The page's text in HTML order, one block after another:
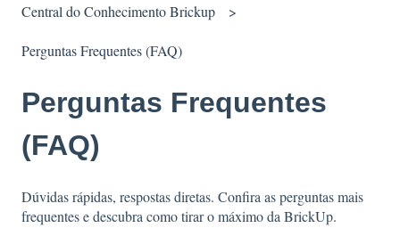
Central do Conhecimento Brickup
Perguntas Frequentes (FAQ)
Perguntas Frequentes
(FAQ)
Dúvidas rápidas, respostas diretas. Confira as perguntas mais
frequentes e descubra como tirar o máximo da BrickUp.